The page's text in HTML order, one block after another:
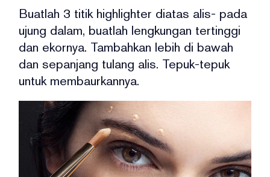
Buatlah 3 titik highlighter diatas alis- pada
ujung dalam, buatlah lengkungan tertinggi
dan ekornya. Tambahkan lebih di bawah
dan sepanjang tulang alis. Tepuk-tepuk
untuk membaurkannya.